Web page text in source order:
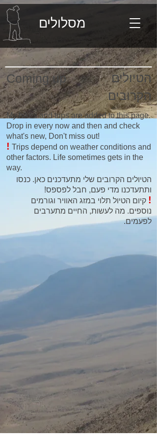
מסלולים
Coming up
הטיולים
הקרובים
My hikes and trips are added to this page.
Drop in every now and then and check
what's new, Don't miss out!
! Trips depend on weather conditions and
other factors. Life sometimes gets in the
way.
הטיולים הקרובים שלי מתעדכנים כאן. כנסו
ותתעדכנו מדי פעם, חבל לפספס!
! קיום הטיול תלוי במזג האוויר וגורמים
נוספים. מה לעשות, החיים מתערבים
לפעמים.